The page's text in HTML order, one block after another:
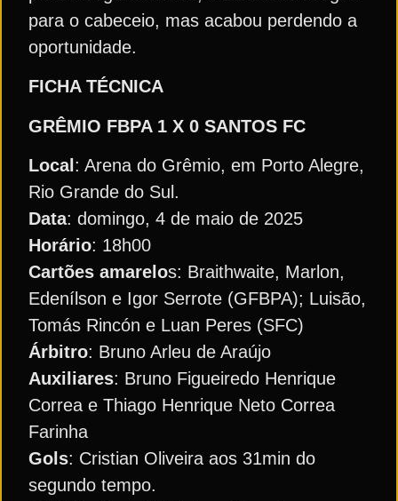
para o cabeceio, mas acabou perdendo a
oportunidade.
FICHA TÉCNICA
GRÊMIO FBPA 1 X 0 SANTOS FC
Local : Arena do Grêmio, em Porto Alegre,
Rio Grande do Sul.
Data: domingo, 4 de maio de 2025
Horário: 18h00
Cartões amarelos: Braithwaite, Marlon,
Edenílson e Igor Serrote (GFBPA); Luisão,
Tomás Rincón e Luan Peres (SFC)
Árbitro: Bruno Arleu de Araújo
Auxiliares: Bruno Figueiredo Henrique
Correa e Thiago Henrique Neto Correa
Farinha
Gols: Cristian Oliveira aos 31min do
segundo tempo.